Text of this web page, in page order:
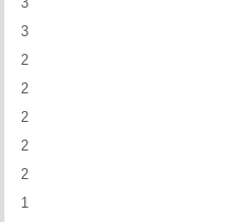
3
2
2
2
2
2
1